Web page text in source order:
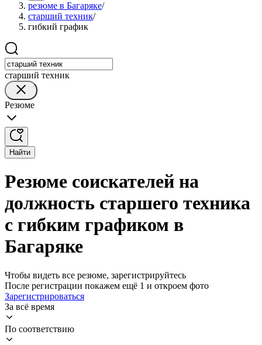
резюме в Багаряке/
старший техник/
гибкий график
старший техник
Резюме
Найти
Резюме соискателей на
должность старшего техника
с гибким графиком в
Багаряке
Чтобы видеть все резюме, зарегистрируйтесь
После регистрации покажем ещё 1 и откроем фото
Зарегистрироваться
За всё время
По соответствию